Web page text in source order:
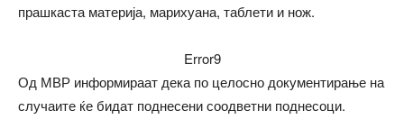
прашкаста материја, марихуана, таблети и нож.
Error9
Од МВР информираат дека по целосно документирање на
случаите ќе бидат поднесени соодветни поднесоци.